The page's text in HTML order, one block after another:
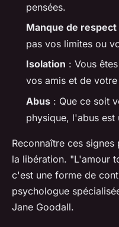
pensées.
Manque de respect
pas vos limites ou
Isolation : Vous
vos amis et de
Abus : Que ce soit
physique, l'abus
Reconnaître ces
la libération. "L'amour
c'est une forme de
psychologue
Jane Goodall.